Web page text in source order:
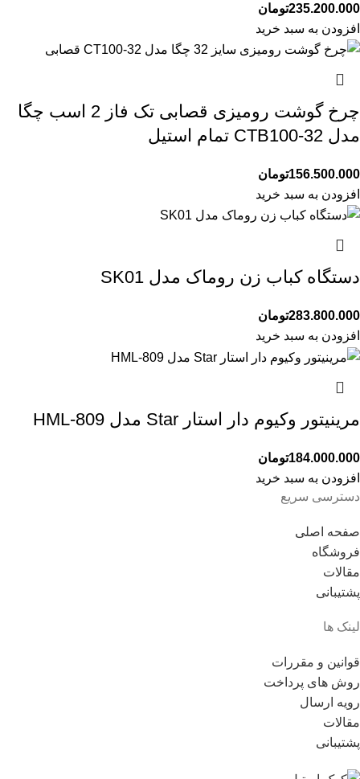
235.200.000تومان
افزودن به سبد خرید
چرخ گوشت رومیزی قصابی تک فاز 2 اسب چگا
مدل CTB100-32 تمام استیل
156.500.000تومان
افزودن به سبد خرید
دستگاه کباب زن روماک مدل SK01
283.800.000تومان
افزودن به سبد خرید
مرینیتور وکیوم دار استار Star مدل HML-809
184.000.000تومان
افزودن به سبد خرید
دسترسی سریع
صفحه اصلی
فروشگاه
مقالات
پشتیبانی
لینک ها
قوانین و مقررات
روش های پرداخت
رویه ارسال
مقالات
پشتیبانی